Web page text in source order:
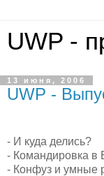
UWP -
13 июня, 2006
UWP -
- И куда делись?
- Командировка в
- Конфуз и умные